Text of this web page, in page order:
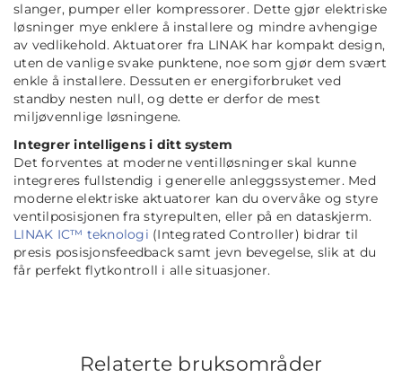
slanger, pumper eller kompressorer. Dette gjør elektriske
løsninger mye enklere å installere og mindre avhengige
av vedlikehold. Aktuatorer fra LINAK har kompakt design,
uten de vanlige svake punktene, noe som gjør dem svært
enkle å installere. Dessuten er energiforbruket ved
standby nesten null, og dette er derfor de mest
miljøvennlige løsningene.
Integrer intelligens i ditt system
Det forventes at moderne ventilløsninger skal kunne
integreres fullstendig i generelle anleggssystemer. Med
moderne elektriske aktuatorer kan du overvåke og styre
ventilposisjonen fra styrepulten, eller på en dataskjerm.
LINAK IC™ teknologi (Integrated Controller) bidrar til
presis posisjonsfeedback samt jevn bevegelse, slik at du
får perfekt flytkontroll i alle situasjoner.
Relaterte bruksområder